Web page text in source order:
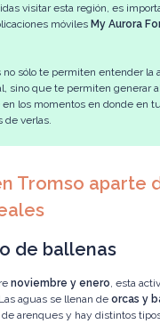
visitar esta región, es
móviles My Aurora
no sólo te permiten entender la
sino que te permiten generar
los momentos en donde en
de verlas.
Tromso aparte
de ballenas
noviembre y enero, esta
aguas se llenan de orcas y
arenques y hay distintos